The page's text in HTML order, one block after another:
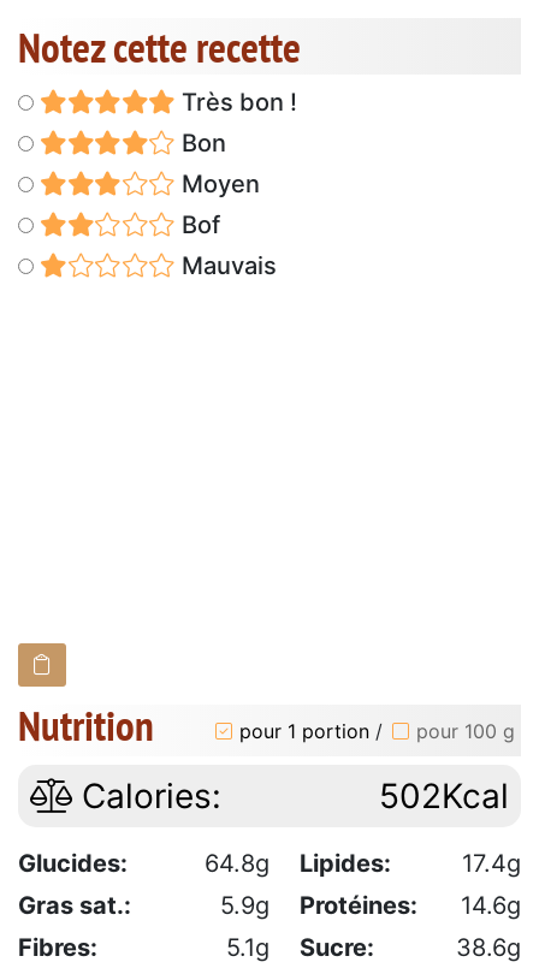
Notez cette recette
Très bon !
Bon
Moyen
Bof
Mauvais
Nutrition pour 1 portion / pour 100 g
Calories: 502Kcal
Glucides: 64.8g Lipides:
17.4g
Gras sat.:
5.9g Protéines:
14.6g
Fibres:
5.1g Sucre:
38.6g